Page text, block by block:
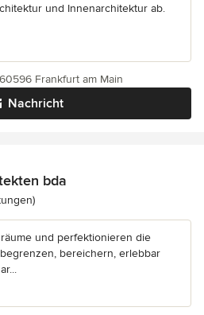
und Innenarchitektur ab.
Nachricht
Frankfurt am Main
bda
5 von 5 Sternen
und perfektionieren die
bereichern, erlebbar